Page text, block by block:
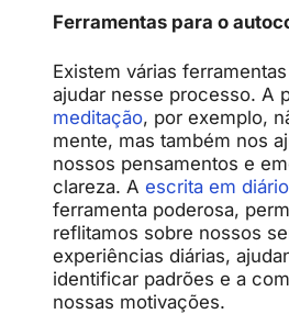
Ferramentas para o
Existem várias
ajudar nesse processo. A
meditação, por exemplo,
mente, mas também nos
nossos pensamentos e
clareza. A escrita em diário
ferramenta poderosa,
reflitamos sobre nossos
experiências diárias,
identificar padrões e a
nossas motivações.